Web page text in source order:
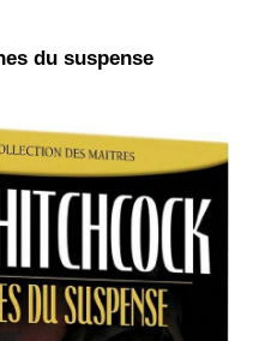
du suspense